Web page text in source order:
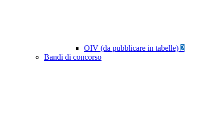
OIV (da pubblicare in tabelle) 2
Bandi di concorso